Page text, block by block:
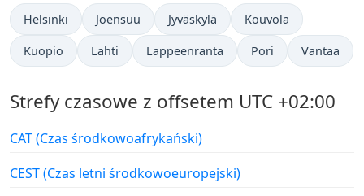
Helsinki Joensuu Jyväskylä Kouvola
Kuopio Lahti Lappeenranta Pori Vantaa
Strefy czasowe z offsetem UTC +02:00
CAT (Czas środkowoafrykański)
CEST (Czas letni środkowoeuropejski)